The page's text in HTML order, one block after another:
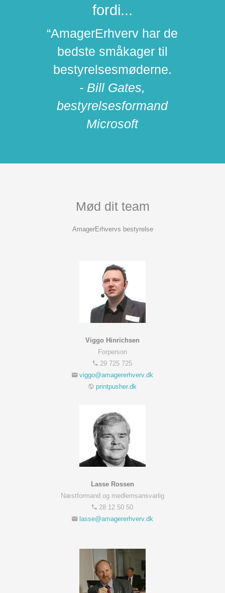
fordi...
“AmagerErhverv har de
bedste småkager til
bestyrelsesmøderne.
- Bill Gates,
bestyrelsesformand
Microsoft
Mød dit team
AmagerErhvervs bestyrelse
Viggo Hinrichsen
Forperson
29 725 725
printpusher.dk
Lasse Rossen
Næstformand og medlemsansvarlig
28 12 50 50